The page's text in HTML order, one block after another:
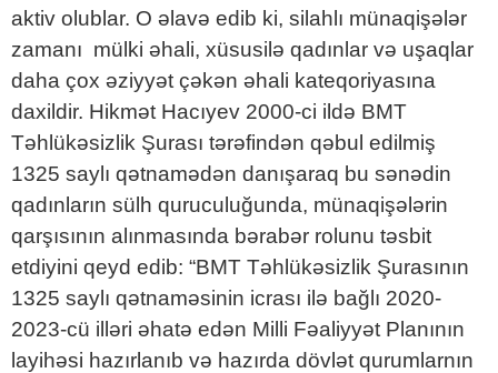
aktiv olublar. O əlavə edib ki, silahlı münaqişələr
zamanı mülki əhali, xüsusilə qadınlar və uşaqlar
daha çox əziyyət çəkən əhali kateqoriyasına
daxildir. Hikmət Hacıyev 2000-ci ildə BMT
Təhlükəsizlik Şurası tərəfindən qəbul edilmiş
1325 saylı qətnamədən danışaraq bu sənədin
qadınların sülh quruculuğunda, münaqişələrin
qarşısının alınmasında bərabər rolunu təsbit
etdiyini qeyd edib: “BMT Təhlükəsizlik Şurasının
1325 saylı qətnaməsinin icrası ilə bağlı 2020-
2023-cü illəri əhatə edən Milli Fəaliyyət Planının
layihəsi hazırlanıb və hazırda dövlət qurumlarnın